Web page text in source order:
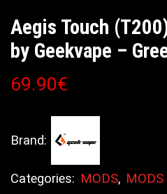
Aegis Touch
by Geekvape –
69.90€
Brand:
Categories: MODS,